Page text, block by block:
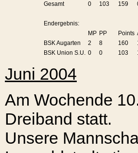
Gesamt
0 103 159
Endergebnis:
MP PP Points
BSK Augarten
2 8 160
BSK Union S.U. 0 0 103
Juni 2004
Am Wochende
Dreiband statt.
Unsere